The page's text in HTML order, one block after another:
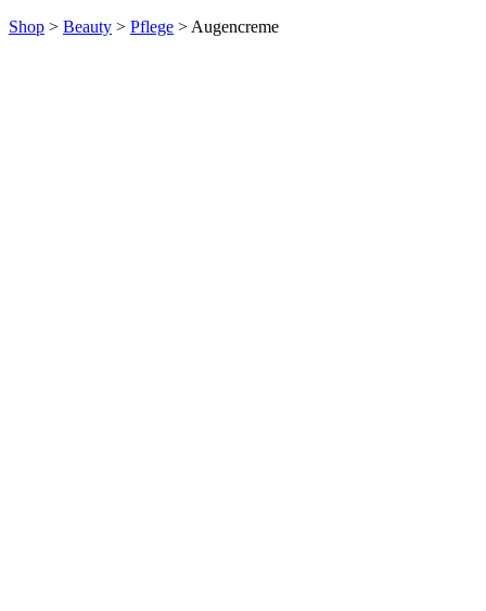
Shop > Beauty > Pflege > Augencreme